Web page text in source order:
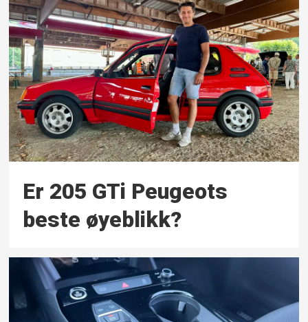
Er 205 GTi Peugeots
beste øyeblikk?